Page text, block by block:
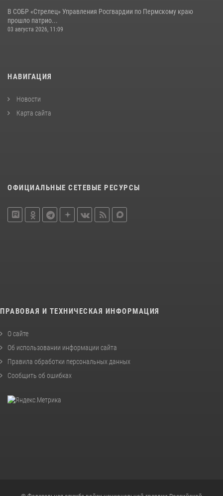
В СОБР «Стрелец» Управления Росгвардии по Пермскому краю
прошло патрио...
03 августа 2026, 11:09
НАВИГАЦИЯ
Новости
Карта сайта
ОФИЦИАЛЬНЫЕ СЕТЕВЫЕ РЕСУРСЫ
ПРАВОВАЯ И ТЕХНИЧЕСКАЯ ИНФОРМАЦИЯ
О сайте
Об использовании информации сайта
Правила обработки персональных данных
Сообщить об ошибках